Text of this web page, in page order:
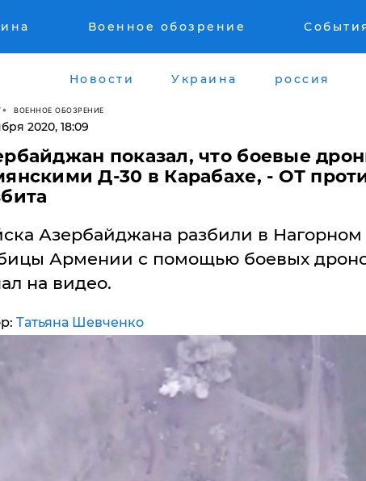
Военное обозрение
Новости Украина россия
ВОЕННОЕ ОБОЗРЕНИЕ
2020, 18:09
показал, что боевые
Д-30 в Карабахе, - ОТ
Азербайджана разбили в Нагорном
Армении с помощью боевых
на видео.
Татьяна Шевченко